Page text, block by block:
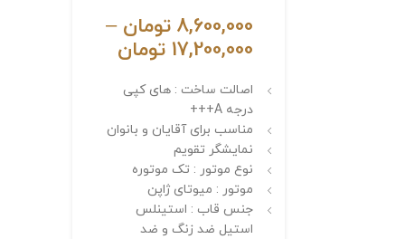
8,600,000 تومان –
17,200,000 تومان
اصالت ساخت : های کپی
درجه A+++
مناسب برای آقایان و بانوان
نمایشگر تقویم
نوع موتور : تک موتوره
موتور : میوتای ژاپن
جنس قاب : استینلس
استیل ضد زنگ و ضد